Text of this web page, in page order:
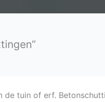
tuin of erf.